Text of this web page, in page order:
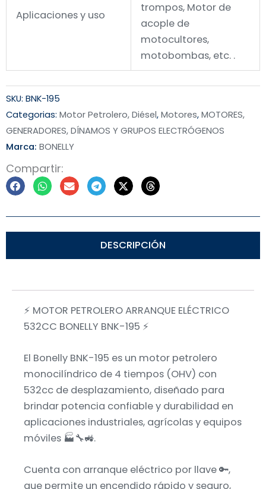
Aplicaciones y uso
trompos, Motor de
acople de
motocultores,
motobombas, etc. .
SKU: BNK-195
Categorias: Motor Petrolero, Diésel,Motores,MOTORES,
GENERADORES, DÍNAMOS Y GRUPOS ELECTRÓGENOS
Marca: BONELLY
Compartir:
DESCRIPCIÓN
⚡ MOTOR PETROLERO ARRANQUE ELÉCTRICO
532CC BONELLY BNK-195 ⚡
El Bonelly BNK-195 es un motor petrolero
monocilíndrico de 4 tiempos (OHV) con
532cc de desplazamiento, diseñado para
brindar potencia confiable y durabilidad en
aplicaciones industriales, agrícolas y equipos
móviles 🏭🔧🚜.
Cuenta con arranque eléctrico por llave 🔑,
que permite un encendido rápido y seguro,